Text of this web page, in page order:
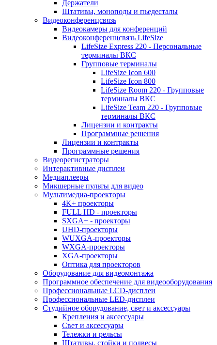
Держатели
Штативы, моноподы и пьедесталы
Видеоконференцсвязь
Видеокамеры для конференций
Видеоконференцсвязь LifeSize
LifeSize Express 220 - Персональные
терминалы ВКС
Групповые терминалы
LifeSize Icon 600
LifeSize Icon 800
LifeSize Room 220 - Групповые
терминалы ВКС
LifeSize Team 220 - Групповые
терминалы ВКС
Лицензии и контракты
Программные решения
Лицензии и контракты
Программные решения
Видеорегистраторы
Интерактивные дисплеи
Медиаплееры
Микшерные пульты для видео
Мультимедиа-проекторы
4K+ проекторы
FULL HD - проекторы
SXGA+ - проекторы
UHD-проекторы
WUXGA-проекторы
WXGA-проекторы
XGA-проекторы
Оптика для проекторов
Оборудование для видеомонтажа
Программное обеспечение для видеооборудования
Профессиональные LCD-дисплеи
Профессиональные LED-дисплеи
Студийное оборудование, свет и аксессуары
Крепления и аксессуары
Свет и аксессуары
Тележки и рельсы
Штативы, стойки и подвесы